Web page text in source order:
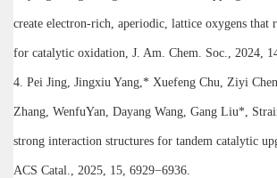
create electron-rich, aperiodic, lattice oxygens that
for catalytic oxidation, J. Am. Chem. Soc., 2024,
4. Pei Jing, Jingxiu Yang,* Xuefeng Chu, Ziyi
Zhang, WenfuYan, Dayang Wang, Gang Liu*,
strong interaction structures for tandem catalytic
ACS Catal., 2025, 15, 6929−6936.